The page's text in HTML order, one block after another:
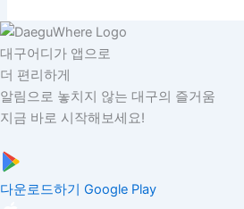
대구어디가 앱으로
더 편리하게
알림으로 놓치지 않는 대구의 즐거움
지금 바로 시작해보세요!
다운로드하기 Google Play